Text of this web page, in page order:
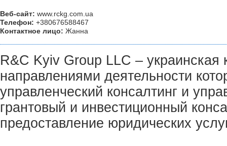
Веб-сайт: www.rckg.com.ua
Телефон: +380676588467
Контактное лицо: Жанна
R&C Kyiv Group LLC –
направлениями деятельности
управленческий консалтинг и
грантовый и инвестиционный
предоставление юридических